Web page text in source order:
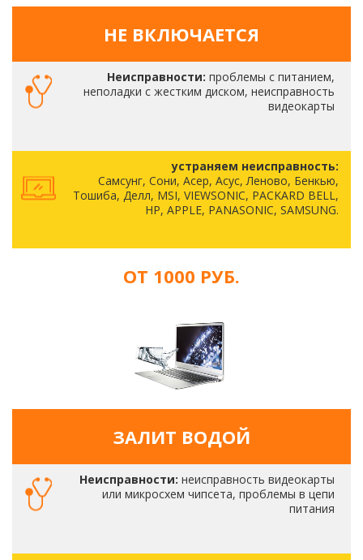
НЕ ВКЛЮЧАЕТСЯ
Неисправности: проблемы с питанием,
неполадки с жестким диском, неисправность
видеокарты
устраняем неисправность:
Самсунг, Сони, Асер, Асус, Леново, Бенкью,
Тошиба, Делл, MSI, VIEWSONIC, PACKARD BELL,
HP, APPLE, PANASONIC, SAMSUNG.
ОТ 1000 РУБ.
ЗАЛИТ ВОДОЙ
Неисправности: неисправность видеокарты
или микросхем чипсета, проблемы в цепи
питания